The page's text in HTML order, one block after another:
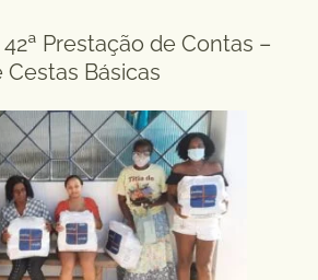
Prestação de Contas –
Básicas